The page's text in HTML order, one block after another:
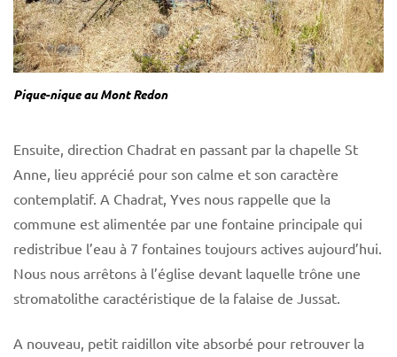
Pique-nique au Mont Redon
Ensuite, direction Chadrat en passant par la chapelle St
Anne, lieu apprécié pour son calme et son caractère
contemplatif. A Chadrat, Yves nous rappelle que la
commune est alimentée par une fontaine principale qui
redistribue l’eau à 7 fontaines toujours actives aujourd’hui.
Nous nous arrêtons à l’église devant laquelle trône une
stromatolithe caractéristique de la falaise de Jussat.
A nouveau, petit raidillon vite absorbé pour retrouver la